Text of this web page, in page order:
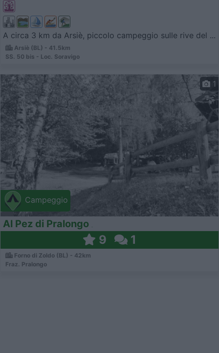
A circa 3 km da Arsiè, piccolo campeggio sulle rive del ...
Arsiè (BL) - 41.5km
SS. 50 bis - Loc. Soravigo
Campeggio
1
Al Pez di Pralongo
9 1
Forno di Zoldo (BL) - 42km
Fraz. Pralongo